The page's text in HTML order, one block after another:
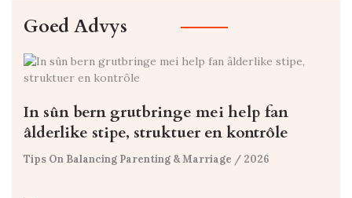
Goed Advys
In sûn bern grutbringe mei help fan
âlderlike stipe, struktuer en kontrôle
Tips On Balancing Parenting & Marriage / 2026